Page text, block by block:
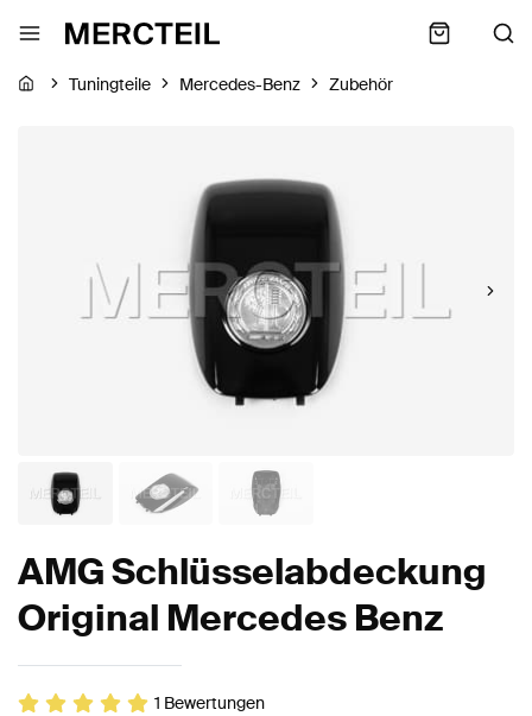
Tuningteile Mercedes-Benz Zubehör
AMG Schlüsselabdeckung
Original Mercedes Benz
1 Bewertungen